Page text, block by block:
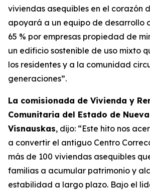
viviendas asequibles en el corazón
apoyará a un equipo de desarrollo
65 % por empresas propiedad de
un edificio sostenible de uso mixto
los residentes y a la comunidad
generaciones”.
La comisionada de Vivienda y
Comunitaria del Estado de
Visnauskas, dijo: “Este hito nos
a convertir el antiguo Centro
más de 100 viviendas asequibles
familias a acumular patrimonio y
estabilidad a largo plazo. Bajo el